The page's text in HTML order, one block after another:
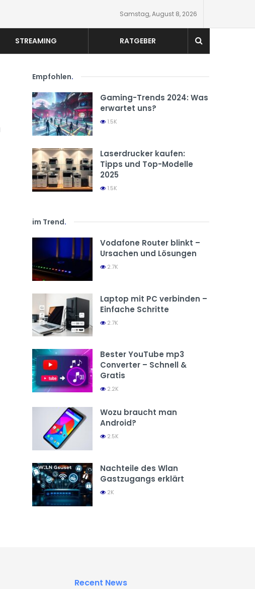
Samstag, August 8, 2026
STREAMING RATGEBER
Empfohlen.
Gaming-Trends 2024: Was
erwartet uns?
1.5K
Laserdrucker kaufen:
Tipps und Top-Modelle
2025
1.5K
im Trend.
Vodafone Router blinkt –
Ursachen und Lösungen
2.7K
Laptop mit PC verbinden –
Einfache Schritte
2.7K
Bester YouTube mp3
Converter – Schnell &
Gratis
2.2K
Wozu braucht man
Android?
2.5K
Nachteile des Wlan
Gastzugangs erklärt
2K
Recent News